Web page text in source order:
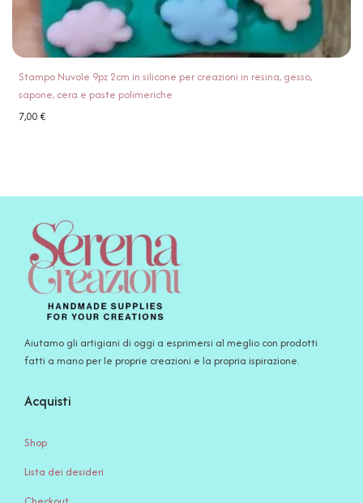
Stampo Nuvole 9pz 2cm in silicone per creazioni in resina, gesso,
sapone, cera e paste polimeriche
7,00€
Aiutamo gli artigiani di oggi a esprimersi al meglio con prodotti
fatti a mano per le proprie creazioni e la propria ispirazione.
Acquisti
Shop
Lista dei desideri